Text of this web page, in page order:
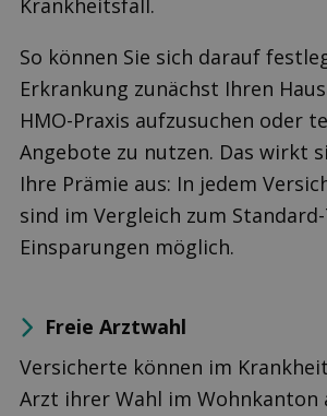
Krankheitsfall.
So können Sie sich darauf
Erkrankung zunächst Ihren
HMO-Praxis aufzusuchen oder
Angebote zu nutzen. Das wirkt
Ihre Prämie aus: In jedem
sind im Vergleich zum
Einsparungen möglich.
Freie Arztwahl
Versicherte können im
Arzt ihrer Wahl im Wohnkanton